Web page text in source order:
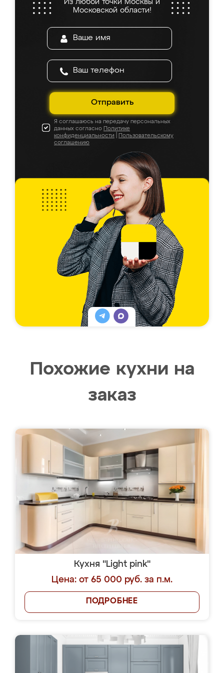
Из любой точки Москвы и
Московской области!
Отправить
Я соглашаюсь на передачу персональных
данных согласно Политике
конфиденциальности
Пользовательскому
соглашению
Похожие кухни на
заказ
Кухня "Light pink"
Цена: от 65 000 руб. за п.м.
ПОДРОБНЕЕ